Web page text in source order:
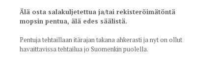
Älä osta salakuljetettua ja/tai rekisteröimätöntä
mopsin pentua, älä edes säälistä.
Pentuja tehtaillaan itärajan takana ahkerasti ja nyt on ollut
havaittavissa tehtailua jo Suomenkin puolella.